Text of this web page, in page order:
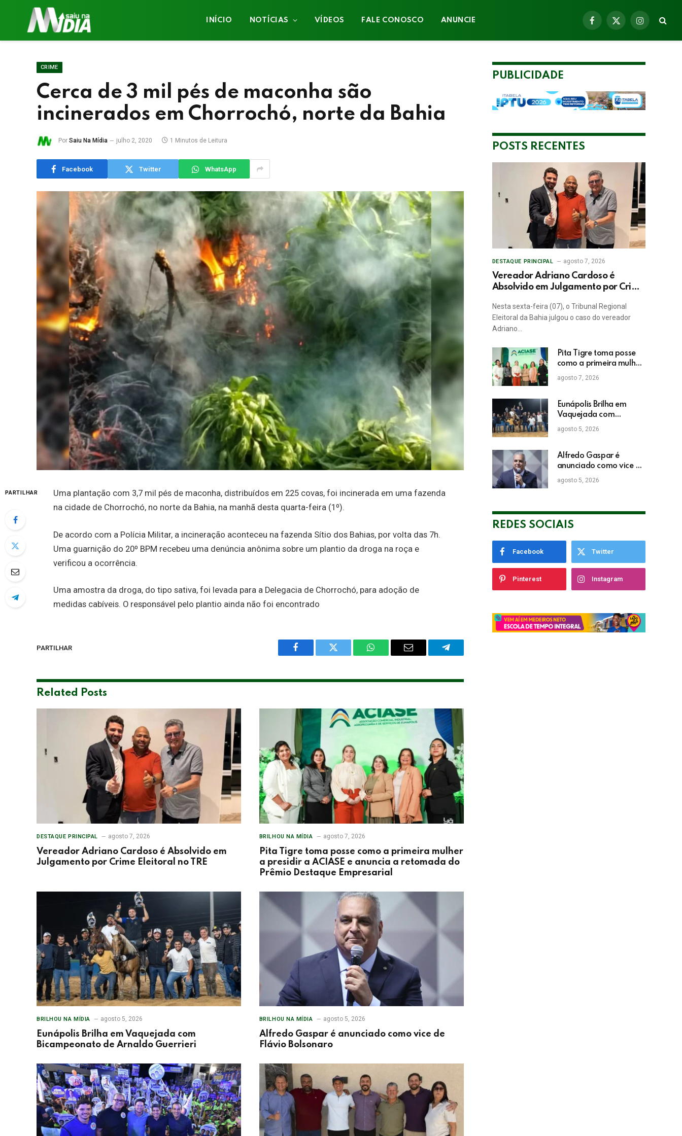
INÍCIO NOTÍCIAS VÍDEOS FALE CONOSCO ANUNCIE
Facebook
X
Instagram
CRIME
Cerca de 3 mil pés de maconha são
incinerados em Chorrochó, norte da Bahia
Por Saiu Na Mídia julho 2, 2020 1 Minutos de Leitura
Facebook Twitter WhatsApp
PARTILHAR
Uma plantação com 3,7 mil pés de maconha, distribuídos em 225 covas, foi incinerada em uma fazenda
na cidade de Chorrochó, no norte da Bahia, na manhã desta quarta-feira (1º).
De acordo com a Polícia Militar, a incineração aconteceu na fazenda Sítio dos Bahias, por volta das 7h.
Uma guarnição do 20º BPM recebeu uma denúncia anônima sobre um plantio da droga na roça e
verificou a ocorrência.
Uma amostra da droga, do tipo sativa, foi levada para a Delegacia de Chorrochó, para adoção de
medidas cabíveis. O responsável pelo plantio ainda não foi encontrado
PARTILHAR
Facebook Twitter WhatsAppEmail Telegram
Related Posts
DESTAQUE PRINCIPAL agosto 7, 2026
Vereador Adriano Cardoso é Absolvido em
Julgamento por Crime Eleitoral no TRE
BRILHOU NA MÍDIA agosto 7, 2026
Pita Tigre toma posse como a primeira mulher
a presidir a ACIASE e anuncia a retomada do
Prêmio Destaque Empresarial
BRILHOU NA MÍDIA agosto 5, 2026
Eunápolis Brilha em Vaquejada com
Bicampeonato de Arnaldo Guerrieri
BRILHOU NA MÍDIA agosto 5, 2026
Alfredo Gaspar é anunciado como vice de
Flávio Bolsonaro
PUBLICIDADE
POSTS RECENTES
DESTAQUE PRINCIPAL agosto 7, 2026
Vereador Adriano Cardoso é
Absolvido em Julgamento por Crime
Nesta sexta-feira (07), o Tribunal Regional
Eleitoral da Bahia julgou o caso do vereador
Adriano…
Pita Tigre toma posse
como a primeira mulher
a presidir a ACIASE e
anuncia a retomada do
Empresarial
agosto 7, 2026
Eunápolis Brilha em
Vaquejada com
Bicampeonato de
Arnaldo Guerrieri
agosto 5, 2026
Alfredo Gaspar é
anunciado como vice de
Flávio Bolsonaro
agosto 5, 2026
REDES SOCIAIS
Facebook Twitter
Pinterest Instagram